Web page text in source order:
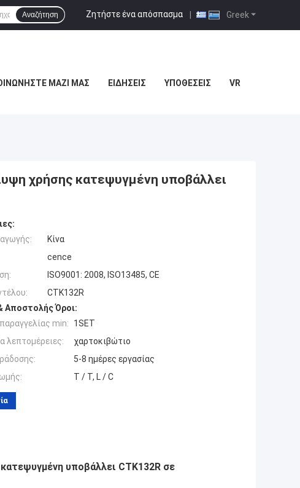
Greek
Ζητήστε ένα απόσπασμα |
Αναζήτηση
ΜΑΖΊ ΜΑΣ ΕΙΔΉΣΕΙΣ ΥΠΟΘΈΣΕΙΣ VR
χρήσης κατεψυγμένη υποβάλλει
Κίνα
cence
ISO9001: 2008, ISO13485, CE
CTK132R
Αποστολής Όροι:
min:
1SET
λεπτομέρειες:
χαρτοκιβώτιο
5-8 ημέρες εργασίας
T / T, L / C
υποβάλλει CTK132R σε